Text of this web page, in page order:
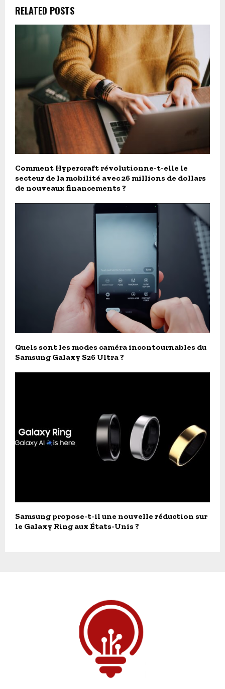
RELATED POSTS
Comment Hypercraft révolutionne-t-elle le
secteur de la mobilité avec 26 millions de dollars
de nouveaux financements ?
Quels sont les modes caméra incontournables du
Samsung Galaxy S26 Ultra ?
Samsung propose-t-il une nouvelle réduction sur
le Galaxy Ring aux États-Unis ?